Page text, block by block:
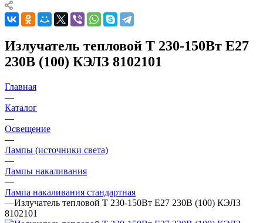
Излучатель тепловой Т 230-150Вт E27
230В (100) КЭЛЗ 8102101
Главная
—
Каталог
—
Освещение
—
Лампы (источники света)
—
Лампы накаливания
—
Лампа накаливания стандартная
—Излучатель тепловой Т 230-150Вт E27 230В (100) КЭЛЗ
8102101